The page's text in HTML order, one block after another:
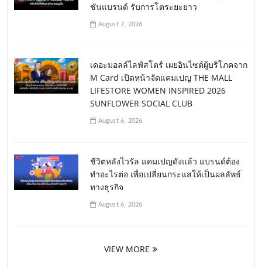
ชันแบรนด์ รับการโตระยะยาว
August 7, 2026
เดอะมอลล์ไลฟ์สโตร์ เผยอินไซต์ผู้บริโภคจาก
M Card เปิดหน้าจัดแคมเปญ THE MALL
LIFESTORE WOMEN INSPIRED 2026
SUNFLOWER SOCIAL CLUB
August 6, 2026
ชีวิตหลังไวรัล แคมเปญดังแล้ว แบรนด์ต้อง
ทำอะไรต่อ เพื่อเปลี่ยนกระแสให้เป็นผลลัพธ์
ทางธุรกิจ
August 6, 2026
VIEW MORE